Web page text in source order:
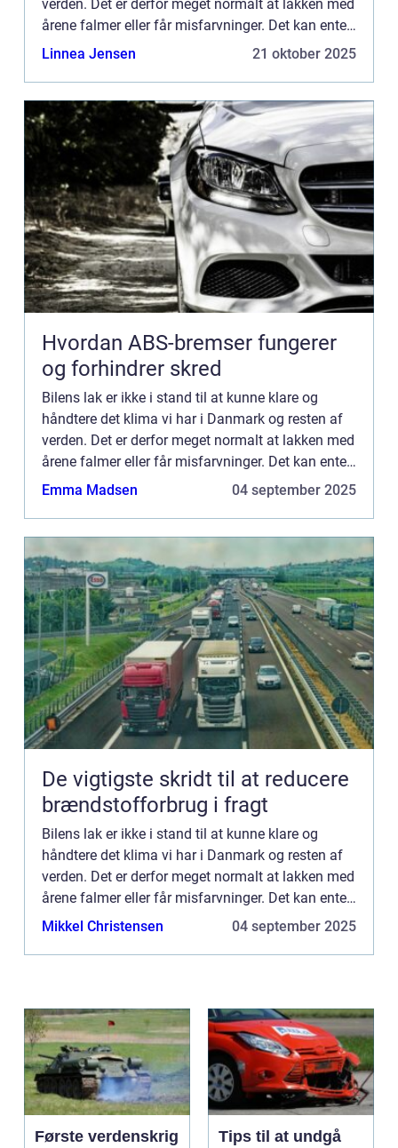
verden. Det er derfor meget normalt at lakken med
årene falmer eller får misfarvninger. Det kan enten
komme af det nedbør vi ha...
Linnea Jensen 21 oktober 2025
Hvordan ABS-bremser fungerer
og forhindrer skred
Bilens lak er ikke i stand til at kunne klare og
håndtere det klima vi har i Danmark og resten af
verden. Det er derfor meget normalt at lakken med
årene falmer eller får misfarvninger. Det kan enten
komme af det nedbør vi ha...
Emma Madsen 04 september 2025
De vigtigste skridt til at reducere
brændstofforbrug i fragt
Bilens lak er ikke i stand til at kunne klare og
håndtere det klima vi har i Danmark og resten af
verden. Det er derfor meget normalt at lakken med
årene falmer eller får misfarvninger. Det kan enten
komme af det nedbør vi ha...
Mikkel Christensen 04 september 2025
Første verdenskrig
Tips til at undgå